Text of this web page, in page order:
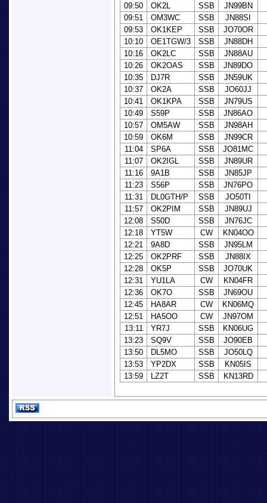
09:50
OK2L SSB
JN99BN
09:51
OM3WC SSB
JN88SI
09:53
OK1KEP SSB
JO70OR
10:10
OE1TGW/3 SSB
JN88DH
10:16
OK2LC SSB
JN88AU
10:26
OK2OAS SSB
JN89DO
10:35
DJ7R SSB
JN59UK
10:37
OK2A SSB
JO60JJ
10:41
OK1KPA SSB
JN79US
10:49
S59P SSB
JN86AO
10:57
OM5AW SSB
JN98AH
10:59
OK6M SSB
JN99CR
11:04
SP6A SSB
JO81MC
11:07
OK2IGL SSB
JN89UR
11:16
9A1B SSB
JN85JP
11:23
S56P SSB
JN76PO
11:31
DL0GTH/P SSB
JO50TI
11:57
OK2PIM SSB
JN89UJ
12:08
S50D SSB
JN76JC
12:18
YT5W CW
KN04OO
12:21
9A8D SSB
JN95LM
12:25
OK2PRF SSB
JN88IX
12:28
OK5P SSB
JO70UK
12:31
YU1LA CW
KN04FR
12:36
OK7O SSB
JN69OU
12:45
HA8AR CW
KN06MQ
12:51
HA5OO CW
JN97OM
13:11
YR7J SSB
KN06UG
13:23
SQ9V SSB
JO90EB
13:50
DL5MO SSB
JO50LQ
13:53
YP2DX SSB
KN05IS
13:59
LZ2T SSB KN13RD